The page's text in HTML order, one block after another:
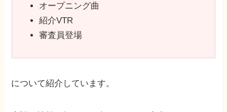
オープニング曲
紹介VTR
審査員登場
について紹介しています。